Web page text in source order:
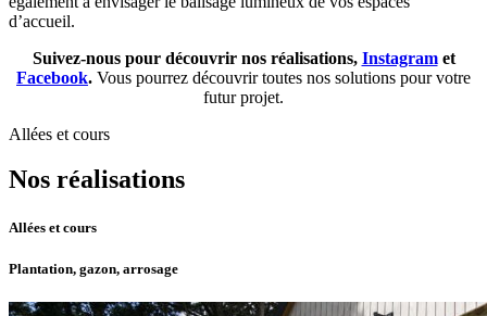
d’accueil.
Suivez-nous pour découvrir nos réalisations, Instagramet
Facebook. Vous pourrez découvrir toutes nos solutions pour votre
futur projet.
Allées et cours
Nos réalisations
Allées et cours
Plantation, gazon, arrosage